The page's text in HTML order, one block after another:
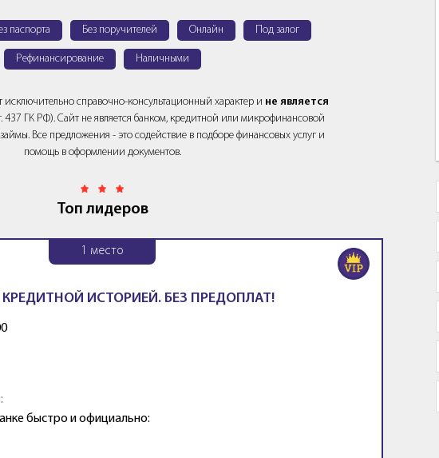
паспорта Без поручителей Онлайн Под залог
Рефинансирование Наличными
справочно-консультационный характер и не является
437 ГК РФ). Сайт не является банком, кредитной или микрофинансовой
Все предложения - это содействие в подборе финансовых услуг и
помощь в оформлении документов.
Топ лидеров
1 место
ИСТОРИЕЙ. БЕЗ ПРЕДОПЛАТ!
быстро и официально: